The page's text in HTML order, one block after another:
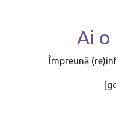
FOTO//Ai o
Împreună